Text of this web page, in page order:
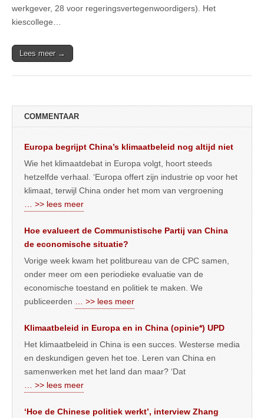
werkgever, 28 voor regeringsvertegenwoordigers). Het
kiescollege…
Lees meer →
COMMENTAAR
Europa begrijpt China’s klimaatbeleid nog altijd niet
Wie het klimaatdebat in Europa volgt, hoort steeds
hetzelfde verhaal. ‘Europa offert zijn industrie op voor het
klimaat, terwijl China onder het mom van vergroening
… >> lees meer
Hoe evalueert de Communistische Partij van China
de economische situatie?
Vorige week kwam het politbureau van de CPC samen,
onder meer om een periodieke evaluatie van de
economische toestand en politiek te maken. We
publiceerden
… >> lees meer
Klimaatbeleid in Europa en in China (opinie*) UPD
Het klimaatbeleid in China is een succes. Westerse media
en deskundigen geven het toe. Leren van China en
samenwerken met het land dan maar? ‘Dat
… >> lees meer
‘Hoe de Chinese politiek werkt’, interview Zhang